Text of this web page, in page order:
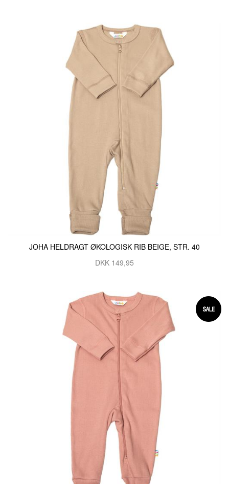
JOHA HELDRAGT ØKOLOGISK RIB BEIGE, STR. 40
DKK 149,95